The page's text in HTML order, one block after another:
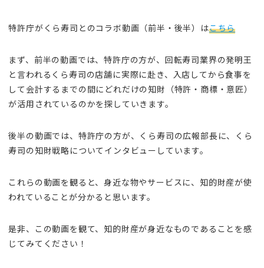
特許庁がくら寿司とのコラボ動画（前半・後半）はこちら
まず、前半の動画では、特許庁の方が、回転寿司業界の発明王
と言われるくら寿司の店舗に実際に赴き、入店してから食事を
して会計するまでの間にどれだけの知財（特許・商標・意匠）
が活用されているのかを探していきます。
後半の動画では、特許庁の方が、くら寿司の広報部長に、くら
寿司の知財戦略についてインタビューしています。
これらの動画を観ると、身近な物やサービスに、知的財産が使
われていることが分かると思います。
是非、この動画を観て、知的財産が身近なものであることを感
じてみてください！